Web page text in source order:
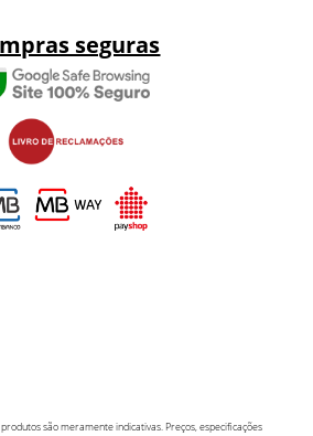
seguras
são meramente indicativas. Preços, especificações